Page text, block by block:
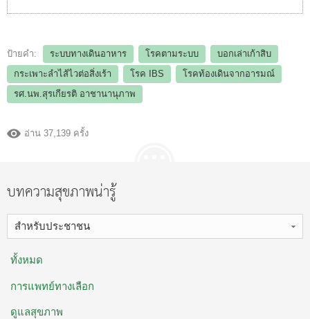
ป้ายคำ: ระบบทางเดินอาหาร โรคตามระบบ
บอกเล่าเก้าสิบ
กระเพาะลำไส้ไวต่อสิ่งเร้า
โรค IBS
โรคท้องเดินจากอารมณ์
รศ.นพ.สุรเกียรติ อาชานานุภาพ
อ่าน 37,139 ครั้ง
บทความสุขภาพน่ารู้
สำหรับประชาชน
ทั้งหมด
การแพทย์ทางเลือก
ดูแลสุขภาพ